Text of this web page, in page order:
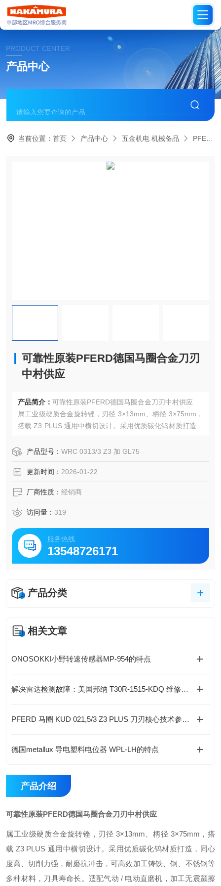
PRODUCT CENTER
产品中心
当前位置：首页 产品中心 五金机电 机械备品 PFERD德国马圈
可靠性原装PFERD德国马圈合金刀刃
中村供应
产品简介： 可靠性原装PFERD德国马圈合金刀刃中村供应
属工业级硬质合金旋转锉，刃径 3×13mm、柄径 3×75mm，
搭载 Z3 PLUS 通用中横切设计。采用优质碳化钨材质打造，
不锈钢等多种材料，刀具寿命长。适配气动 / 电动直磨机，加
配多行业零部件打磨、修形需求。
产品型号： WRC 0313/3 Z3 加 GL75
更新时间： 2026-01-22
厂商性质： 经销商
访问量： 319
服务热线
13548726171
产品分类
相关文章
ONOSOKKI小野转速传感器MP-954的特点
解决雷达检测故障：美国邦纳 T30R-1515-KDQ 维修保养技巧与部件更换规范
PFERD 马圈 KUD 021,5/3 Z3 PLUS 刀刃核心技术参数规范
德国metallux 导电塑料电位器 WPL-LH的特点
产品介绍
可靠性原装PFERD德国马圈合金刀刃中村供应
属工业级硬质合金旋转锉，刃径 3×13mm、柄径 3×75mm，搭
载 Z3 PLUS 通用中横切设计。采用优质碳化钨材质打造，同心
度高、切削力强，耐磨抗冲击，可高效加工铸铁、钢、不锈钢等
多种材料，刀具寿命长。适配气动 / 电动直磨机，加工无震颤擦